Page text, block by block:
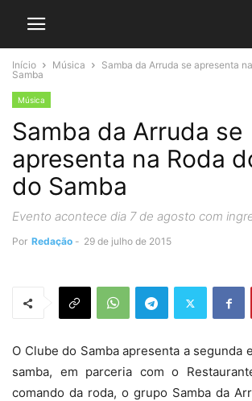
Início Música
Samba da Arruda se apresenta
Samba
Música
Samba da Arruda se
apresenta na Roda
do Samba
Evento acontece dia 7 de agosto com
Por Redação - 29 de julho de 2015
O Clube do Samba apresenta a segunda
samba, em parceria com o
comando da roda, o grupo Samba da